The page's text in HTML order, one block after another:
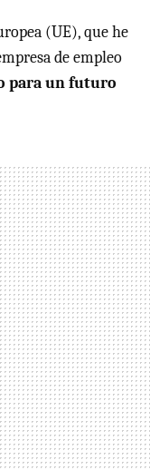
(UE), que he
de empleo
para un futuro